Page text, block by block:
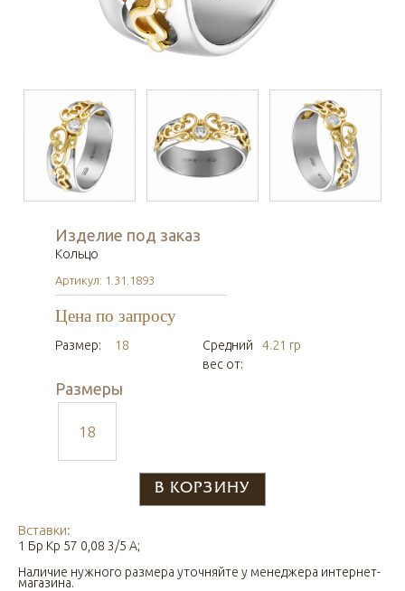
Изделие под заказ
Кольцо
Артикул: 1.31.1893
Цена по запросу
Размер: 18
Средний
вес от:
4.21 гр
Размеры
18
Вставки:
1 Бр Кр 57 0,08 3/5 А;
Наличие нужного размера уточняйте у менеджера интернет-
магазина.